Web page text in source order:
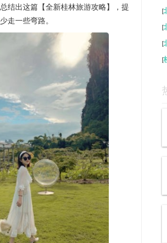
结出这篇【全新桂林旅游攻略】，提
走一些弯路。
[
[
[
[